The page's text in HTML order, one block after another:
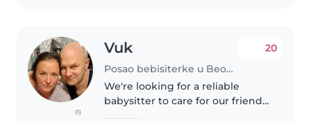
(1)
Vuk
Posao bebisiterke u Beograd
20
We're looking for a reliable
babysitter to care for our friendly